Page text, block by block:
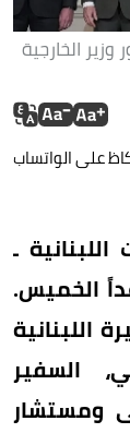
الخارجية
على الواتساب
ـ
الخميس.
اللبنانية
السفير
ومستشار